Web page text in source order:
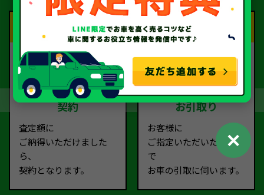
Step.3
契約
査定額に
ご納得いただけました
ら、
契約となります。
Step.4
お引取り
お客様に
ご指定いただいた場所ま
で
お車の引取に伺います。
✕